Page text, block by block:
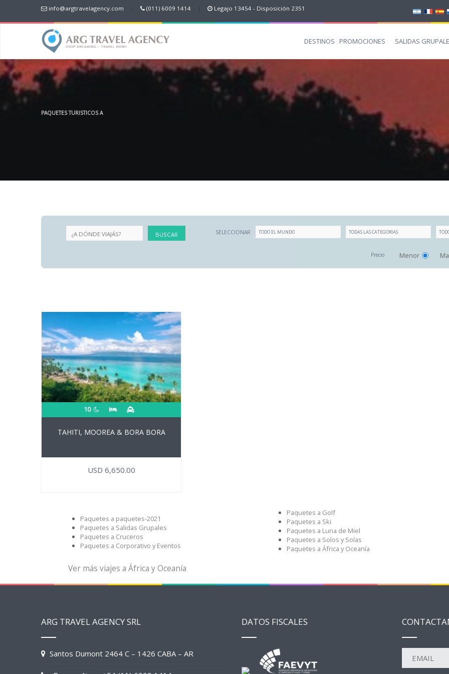
info@argtravelagency.com (011) 6009 1414 Legajo 13454 - Disposición 2351
DESTINOS PROMOCIONES SALIDAS
PAQUETES TURISTICOS A
SELECCIONAR
Precio Menor
10
TAHITI, MOOREA & BORA BORA
USD 6,650.00
Paquetes a paquetes-2021
Paquetes a Salidas Grupales
Paquetes a Cruceros
Paquetes a Corporativo y Eventos
Paquetes a Golf
Paquetes a Ski
Paquetes a Luna de Miel
Paquetes a Solos y Solas
Paquetes a África y Oceanía
Ver más viajes a África y Oceanía
ARG TRAVEL AGENCY SRL
Santos Dumont 2464 C – 1426 CABA – AR
DATOS FISCALES